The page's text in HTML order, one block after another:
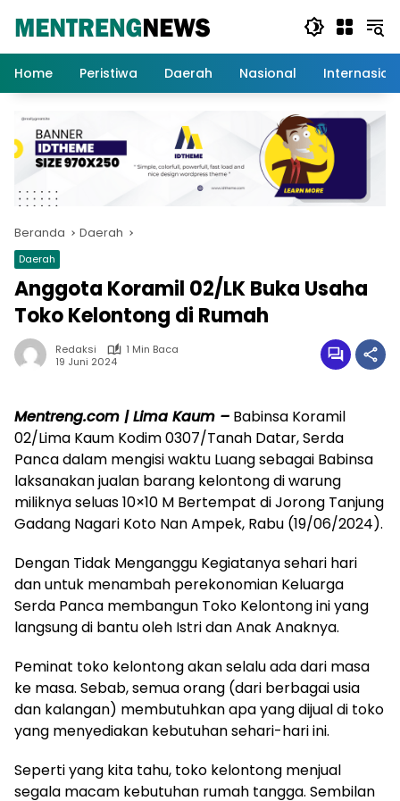
Home
Peristiwa Daerah Nasional
Beranda Daerah
Daerah
Anggota Koramil 02/LK Buka Usaha
Toko Kelontong di Rumah
Redaksi
1 Min Baca
19 Juni 2024
Mentreng.com | Lima Kaum – Babinsa Koramil
02/Lima Kaum Kodim 0307/Tanah Datar, Serda
Panca dalam mengisi waktu Luang sebagai Babinsa
laksanakan jualan barang kelontong di warung
miliknya seluas 10×10 M Bertempat di Jorong Tanjung
Gadang Nagari Koto Nan Ampek, Rabu (19/06/2024).
Dengan Tidak Menganggu Kegiatanya sehari hari
dan untuk menambah perekonomian Keluarga
Serda Panca membangun Toko Kelontong ini yang
langsung di bantu oleh Istri dan Anak Anaknya.
Peminat toko kelontong akan selalu ada dari masa
ke masa. Sebab, semua orang (dari berbagai usia
dan kalangan) membutuhkan apa yang dijual di toko
yang menyediakan kebutuhan sehari-hari ini.
Seperti yang kita tahu, toko kelontong menjual
segala macam kebutuhan rumah tangga. Sembilan